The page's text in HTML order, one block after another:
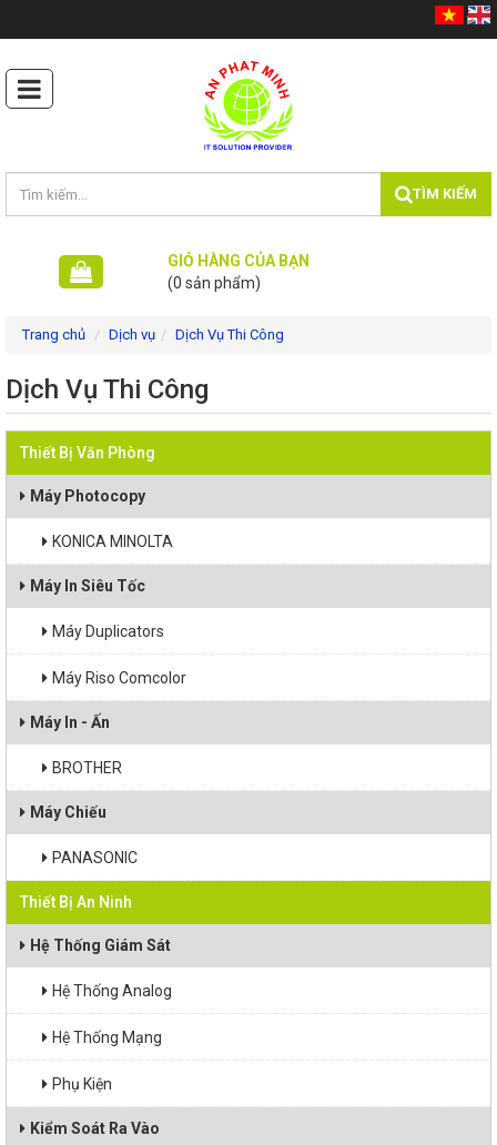
TÌM KIẾM
GIỎ HÀNG CỦA BẠN
(0 sản phẩm)
Máy photocopy
Máy In Siêu Tốc
Máy In - Ấn
Máy Tính
Linh kiện máy tính
Hệ Thống Giám Sát
Kiểm Soát Ra Vào
Chuông Cửa Có Hình
Thiết Bị Hạ Tầng
Hội Nghị Truyền Hình
Màn Hình Chuyên Dụng
Máy Chiếu Laser 4K
Thiết bị điện năng lượng mặt trời
Trang chủ Dịch vụ Dịch Vụ Thi Công
Dịch Vụ Thi Công
Thiết Bị Văn Phòng
Máy Photocopy
KONICA MINOLTA
Máy In Siêu Tốc
Máy Duplicators
Máy Riso Comcolor
Máy In - Ấn
BROTHER
Máy Chiếu
PANASONIC
Thiết Bị An Ninh
Hệ Thống Giám Sát
Hệ Thống Analog
Hệ Thống Mạng
Phụ Kiện
Kiểm Soát Ra Vào